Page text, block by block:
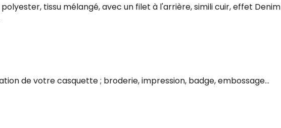
tissu mélangé, avec un filet à l'arrière, simili cuir, effet Denim
de votre casquette ; broderie, impression, badge, embossage...